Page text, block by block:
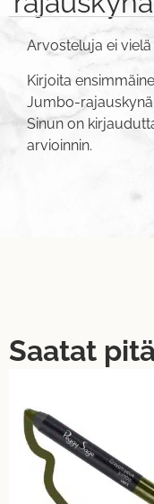
Arvosteluja ei
Kirjoita
Jumbo-
Sinun on
arvioinnin.
Saatat